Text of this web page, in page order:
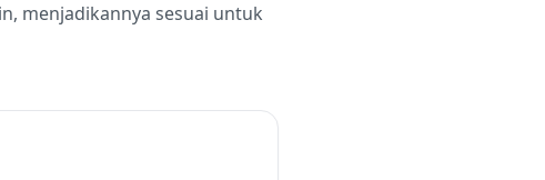
menjadikannya sesuai untuk